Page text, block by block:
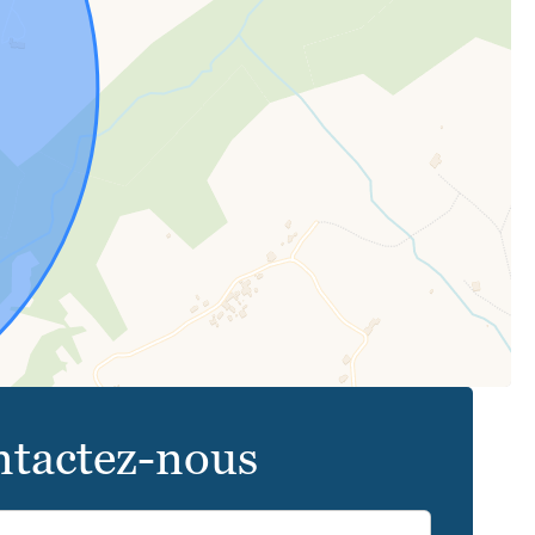
nous